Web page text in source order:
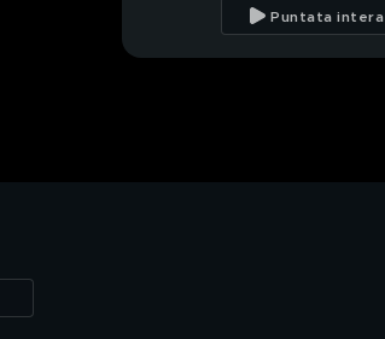
Puntata intera